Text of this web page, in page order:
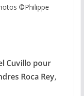
©️Philippe
Cuvillo pour
Roca Rey,